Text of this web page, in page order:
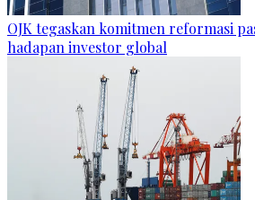
OJK tegaskan komitmen reformasi
hadapan investor global